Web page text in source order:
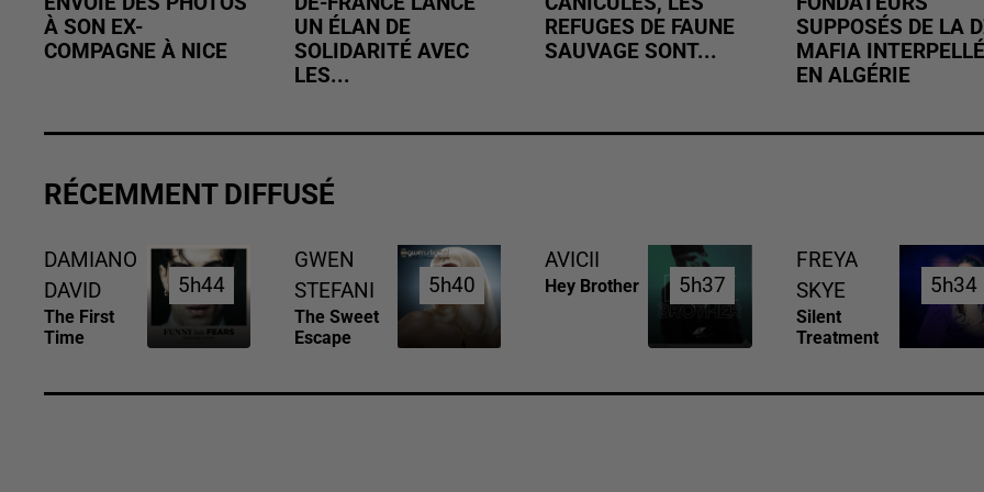
À SON EX-
COMPAGNE À NICE
UN ÉLAN DE
SOLIDARITÉ AVEC
LES...
REFUGES DE FAUNE
SAUVAGE SONT...
SUPPOSÉS DE LA
MAFIA INTERPELLÉ
EN ALGÉRIE
RÉCEMMENT DIFFUSÉ
DAMIANO
DAVID
The First
Time
5h44
5h44
GWEN
STEFANI
The Sweet
Escape
5h40
5h40
AVICII
Hey Brother 5h37
5h37
FREYA
SKYE
Silent
Treatment
5h34
5h34